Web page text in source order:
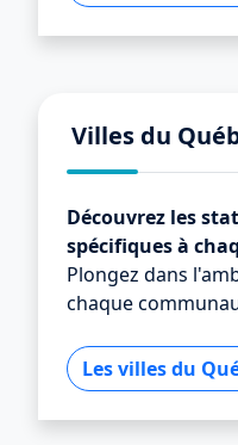
Villes du
Découvrez les
spécifiques à
Plongez dans
chaque
Les villes du